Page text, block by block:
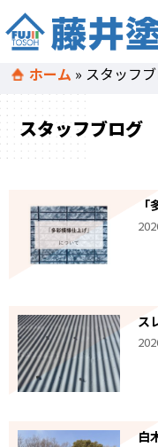
ホーム » スタッフ
スタッフブログ
ス
白